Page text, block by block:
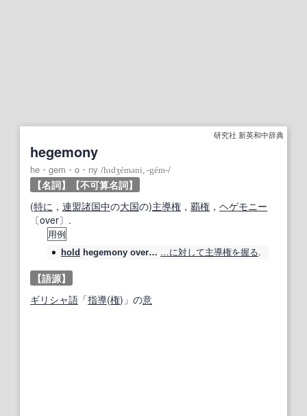
研究社 新英和中辞典
hegemony
he・gem・o・ny /hɪdʒéməni, ‐gém‐/
【名詞】
【不可算名詞】
(特に ， 連盟諸国中の大国の)主導権 ， 覇権 ， ヘゲモニー
〔over〕.
用例
hold hegemony over… …に対して主導権を握る.
【語源】
ギリシャ語 「指導(権)」の意